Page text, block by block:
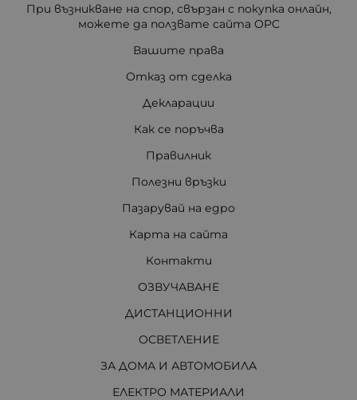
При възникване на спор, свързан с покупка онлайн,
можете да ползвате сайта ОРС
Вашите права
Отказ от сделка
Декларации
Как се поръчва
Правилник
Полезни връзки
Пазарувай на едро
Карта на сайта
Контакти
ОЗВУЧАВАНЕ
ДИСТАНЦИОННИ
ОСВЕТЛЕНИЕ
ЗА ДОМА И АВТОМОБИЛА
ЕЛЕКТРО МАТЕРИАЛИ